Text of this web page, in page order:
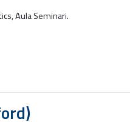
Aula Seminari.